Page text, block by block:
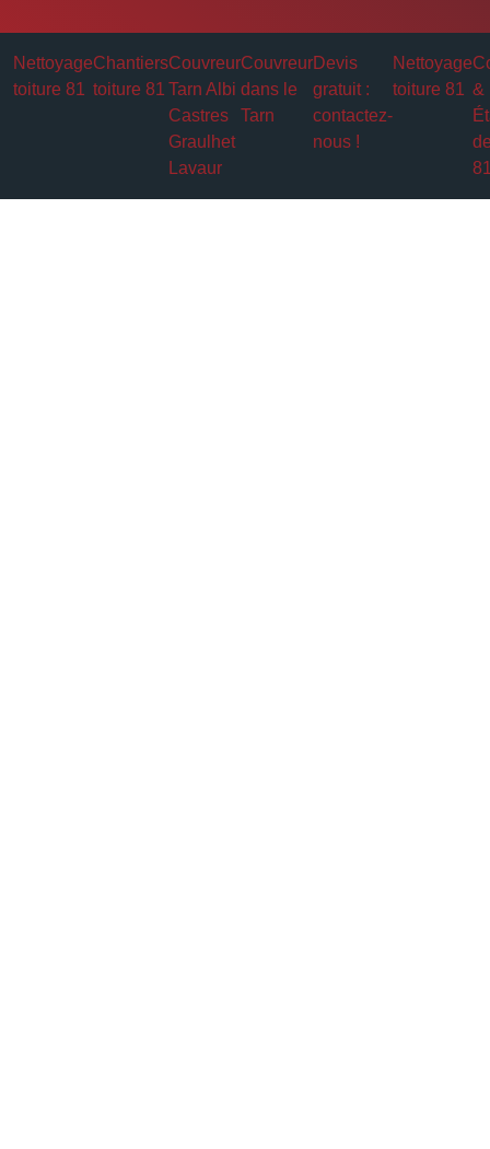
Nettoyage
toiture 81
Chantiers
toiture 81
Couvreur
Tarn Albi
Castres
Graulhet
Lavaur
Couvreur
dans le
Tarn
Devis
gratuit :
contactez-
nous !
Nettoyage
toiture 81 &